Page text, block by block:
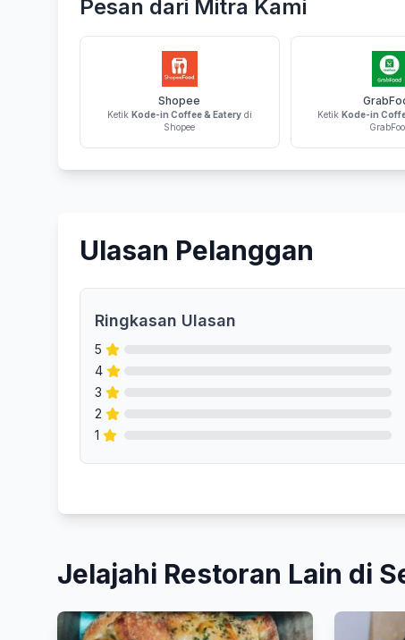
Pesan dari Mitra Kami
Shopee
Ketik Kode-in Coffee & Eaterydi
Shopee
KetikKode-in
Ulasan Pelanggan
Ringkasan Ulasan
5
4
3
2
1
Jelajahi Restoran Lain di